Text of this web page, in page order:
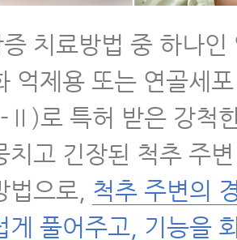
증 환자에게 좋은 뭉친
착증과 허리디스크, 아
결 방법
료, 지난 20년간 협착증
전을 이룩했다
증원인 2가지, 제대로
치료방법 중 하나인
억제용 또는 연골세
Ⅱ)로 특허 받은 강척
치고 긴장된 척추 주
법으로, 척추 주변의
게 풀어주고, 기능을